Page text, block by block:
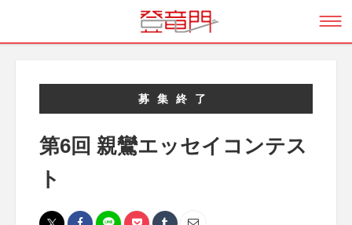
募集終了
第6回 親鸞エッセイコンテス
ト